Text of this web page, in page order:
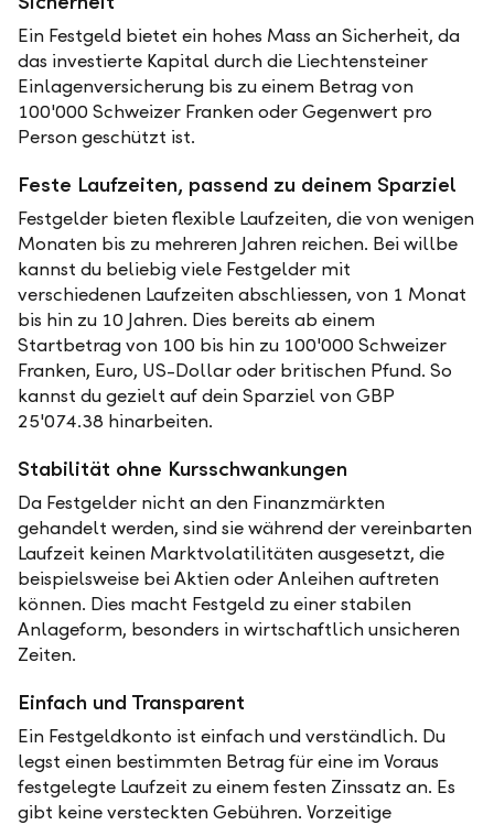
Ein Festgeld bietet ein hohes Mass an Sicherheit, da
das investierte Kapital durch die Liechtensteiner
Einlagenversicherung bis zu einem Betrag von
100'000 Schweizer Franken oder Gegenwert pro
Person geschützt ist.
Feste Laufzeiten, passend zu deinem Sparziel
Festgelder bieten flexible Laufzeiten, die von wenigen
Monaten bis zu mehreren Jahren reichen. Bei willbe
kannst du beliebig viele Festgelder mit
verschiedenen Laufzeiten abschliessen, von 1 Monat
bis hin zu 10 Jahren. Dies bereits ab einem
Startbetrag von 100 bis hin zu 100'000 Schweizer
Franken, Euro, US-Dollar oder britischen Pfund. So
kannst du gezielt auf dein Sparziel von GBP
25'074.38 hinarbeiten.
Stabilität ohne Kursschwankungen
Da Festgelder nicht an den Finanzmärkten
gehandelt werden, sind sie während der vereinbarten
Laufzeit keinen Marktvolatilitäten ausgesetzt, die
beispielsweise bei Aktien oder Anleihen auftreten
können. Dies macht Festgeld zu einer stabilen
Anlageform, besonders in wirtschaftlich unsicheren
Zeiten.
Einfach und Transparent
Ein Festgeldkonto ist einfach und verständlich. Du
legst einen bestimmten Betrag für eine im Voraus
festgelegte Laufzeit zu einem festen Zinssatz an. Es
gibt keine versteckten Gebühren. Vorzeitige